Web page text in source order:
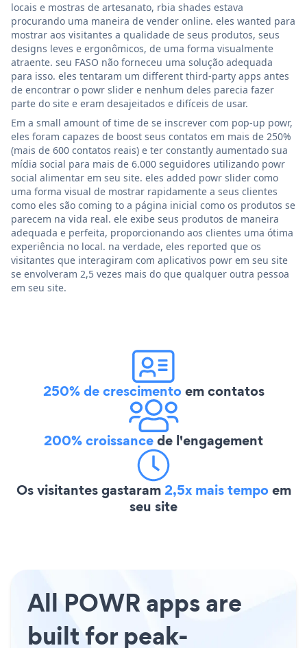
locais e mostras de artesanato, rbia shades estava
procurando uma maneira de vender online. eles wanted para
mostrar aos visitantes a qualidade de seus produtos, seus
designs leves e ergonômicos, de uma forma visualmente
atraente. seu FASO não forneceu uma solução adequada
para isso. eles tentaram um different third-party apps antes
de encontrar o powr slider e nenhum deles parecia fazer
parte do site e eram desajeitados e difíceis de usar.
Em a small amount of time de se inscrever com pop-up powr,
eles foram capazes de boost seus contatos em mais de 250%
(mais de 600 contatos reais) e ter constantly aumentado sua
mídia social para mais de 6.000 seguidores utilizando powr
social alimentar em seu site. eles added powr slider como
uma forma visual de mostrar rapidamente a seus clientes
como eles são coming to a página inicial como os produtos se
parecem na vida real. ele exibe seus produtos de maneira
adequada e perfeita, proporcionando aos clientes uma ótima
experiência no local. na verdade, eles reported que os
visitantes que interagiram com aplicativos powr em seu site
se envolveram 2,5 vezes mais do que qualquer outra pessoa
em seu site.
250% de crescimentoem contatos
200% croissancede l'engagement
Os visitantes gastaram2,5x mais tempoem
seu site
All POWR apps are
built for peak-